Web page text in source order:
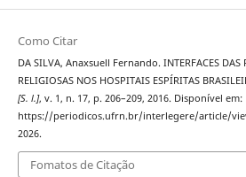
Como Citar
DA SILVA, Anaxsuell Fernando. INTERFACES DAS
RELIGIOSAS NOS HOSPITAIS ESPÍRITAS
[S. l.], v. 1, n. 17, p. 206–209, 2016. Disponível em:
https://periodicos.ufrn.br/interlegere/article/
2026.
Fomatos de Citação